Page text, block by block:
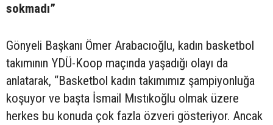
sokmadı”
Gönyeli Başkanı Ömer Arabacıoğlu, kadın basketbol
takımının YDÜ-Koop maçında yaşadığı olayı da
anlatarak, “Basketbol kadın takımımız şampiyonluğa
koşuyor ve başta İsmail Mıstıkoğlu olmak üzere
herkes bu konuda çok fazla özveri gösteriyor. Ancak